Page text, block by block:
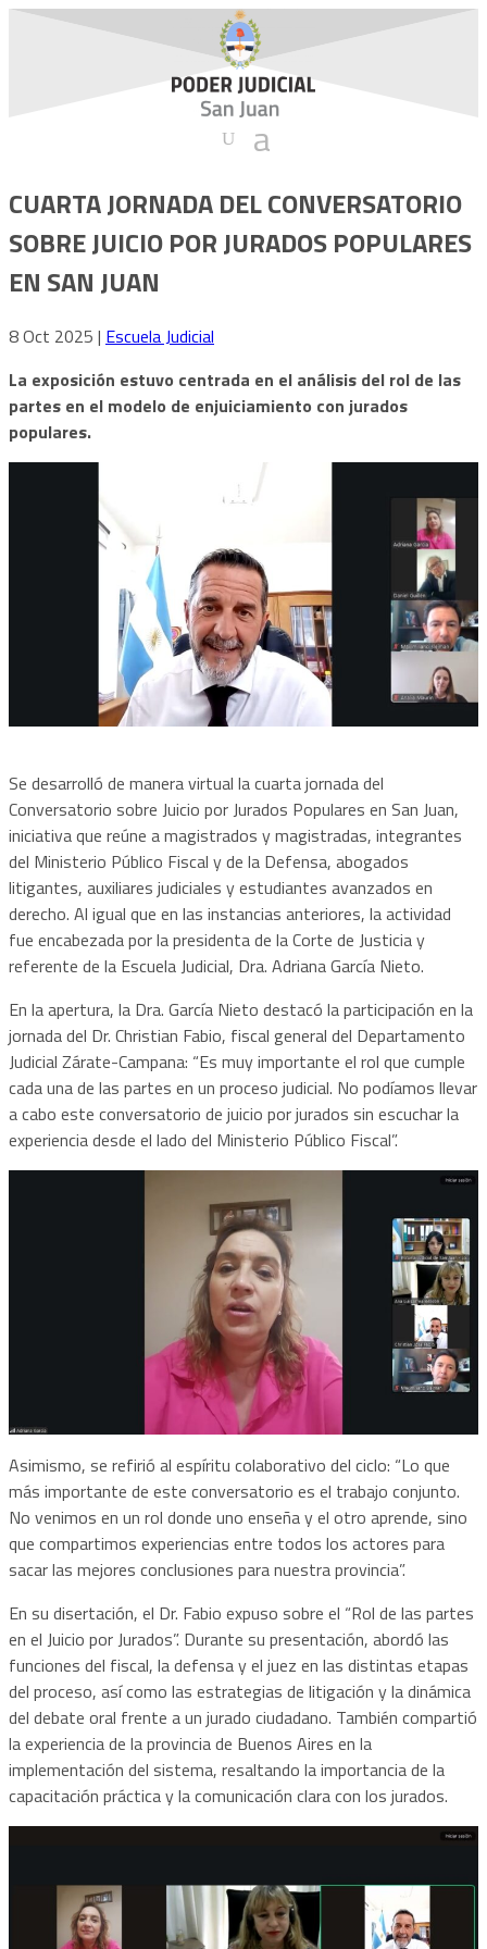
CUARTA JORNADA DEL CONVERSATORIO
SOBRE JUICIO POR JURADOS POPULARES
EN SAN JUAN
8 Oct 2025 | Escuela Judicial
La exposición estuvo centrada en el análisis del rol de las
partes en el modelo de enjuiciamiento con jurados
populares.
Se desarrolló de manera virtual la cuarta jornada del
Conversatorio sobre Juicio por Jurados Populares en San Juan,
iniciativa que reúne a magistrados y magistradas, integrantes
del Ministerio Público Fiscal y de la Defensa, abogados
litigantes, auxiliares judiciales y estudiantes avanzados en
derecho. Al igual que en las instancias anteriores, la actividad
fue encabezada por la presidenta de la Corte de Justicia y
referente de la Escuela Judicial, Dra. Adriana García Nieto.
En la apertura, la Dra. García Nieto destacó la participación en la
jornada del Dr. Christian Fabio, fiscal general del Departamento
Judicial Zárate-Campana: “Es muy importante el rol que cumple
cada una de las partes en un proceso judicial. No podíamos llevar
a cabo este conversatorio de juicio por jurados sin escuchar la
experiencia desde el lado del Ministerio Público Fiscal”.
Asimismo, se refirió al espíritu colaborativo del ciclo: “Lo que
más importante de este conversatorio es el trabajo conjunto.
No venimos en un rol donde uno enseña y el otro aprende, sino
que compartimos experiencias entre todos los actores para
sacar las mejores conclusiones para nuestra provincia”.
En su disertación, el Dr. Fabio expuso sobre el “Rol de las partes
en el Juicio por Jurados”. Durante su presentación, abordó las
funciones del fiscal, la defensa y el juez en las distintas etapas
del proceso, así como las estrategias de litigación y la dinámica
del debate oral frente a un jurado ciudadano. También compartió
la experiencia de la provincia de Buenos Aires en la
implementación del sistema, resaltando la importancia de la
capacitación práctica y la comunicación clara con los jurados.